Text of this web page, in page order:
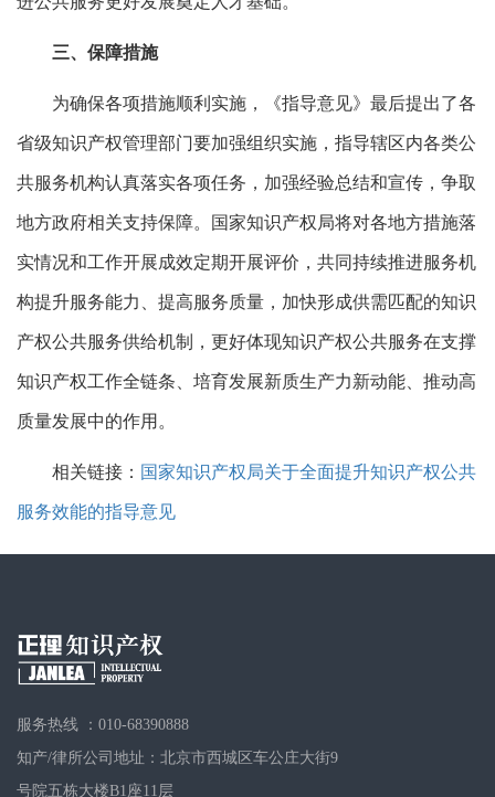
三、保障措施
为确保各项措施顺利实施，《指导意见》最后提出了各
省级知识产权管理部门要加强组织实施，指导辖区内各类公
共服务机构认真落实各项任务，加强经验总结和宣传，争取
地方政府相关支持保障。国家知识产权局将对各地方措施落
实情况和工作开展成效定期开展评价，共同持续推进服务机
构提升服务能力、提高服务质量，加快形成供需匹配的知识
产权公共服务供给机制，更好体现知识产权公共服务在支撑
知识产权工作全链条、培育发展新质生产力新动能、推动高
质量发展中的作用。
相关链接： 国家知识产权局关于全面提升知识产权公共
服务效能的指导意见
服务热线 ：010-68390888
知产/律所公司地址：北京市西城区车公庄大街9
号院五栋大楼B1座11层